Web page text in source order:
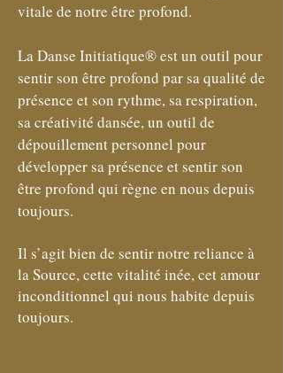
vitale de notre être profond.
La Danse Initiatique® est un outil pour
sentir son être profond par sa qualité de
présence et son rythme, sa respiration,
sa créativité dansée, un outil de
dépouillement personnel pour
développer sa présence et sentir son
être profond qui règne en nous depuis
toujours.
Il s’agit bien de sentir notre reliance à
la Source, cette vitalité inée, cet amour
inconditionnel qui nous habite depuis
toujours.